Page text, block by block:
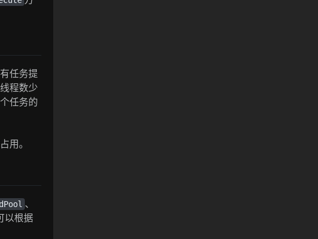
任务提
程数少
任务的
用。
、
以根据